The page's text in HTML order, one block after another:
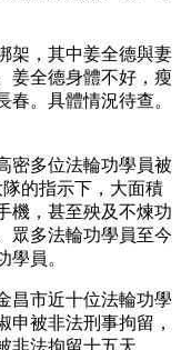
架，其中姜全德與妻
姜全德身體不好，瘦
。具體情況待查。
密多位法輪功學員被
的指示下，大面積
機，甚至殃及不煉功
眾多法輪功學員至今
學員。
昌市近十位法輪功學
申被非法刑事拘留，
法拘留十五天。